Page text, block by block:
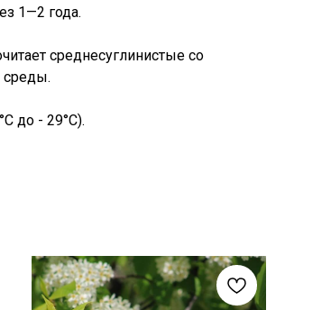
1—2 года.
среднесуглинистые со
среды.
до - 29°C).